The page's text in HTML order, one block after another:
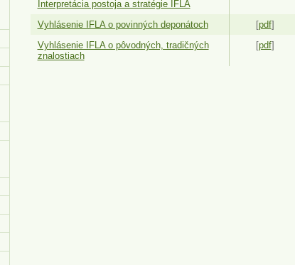
Interpretácia postoja a stratégie IFLA
Vyhlásenie IFLA o povinných deponátoch [pdf]
Vyhlásenie IFLA o pôvodných, tradičných
znalostiach
[pdf]